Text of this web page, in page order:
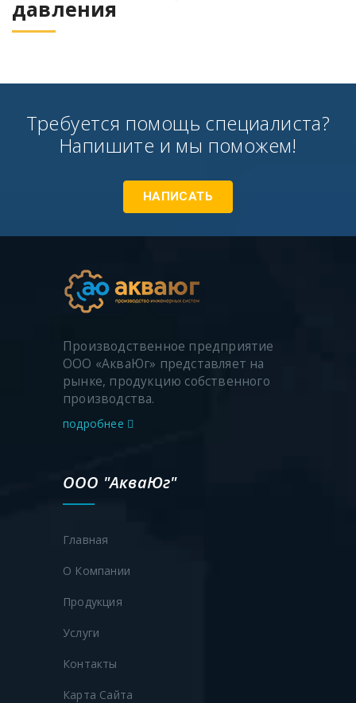
давления
Требуется помощь специалиста?
Напишите и мы поможем!
НАПИСАТЬ
Производственное предприятие
ООО «АкваЮг» представляет на
рынке, продукцию собственного
производства.
подробнее
ООО "АкваЮг"
Главная
О Компании
Продукция
Услуги
Контакты
Карта Сайта